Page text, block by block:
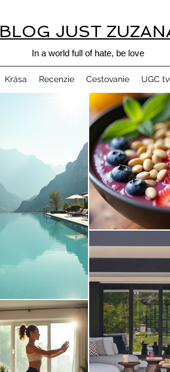
BLOG JUST
In a world full of hate, be love
Krása Recenzie Cestovanie UGC